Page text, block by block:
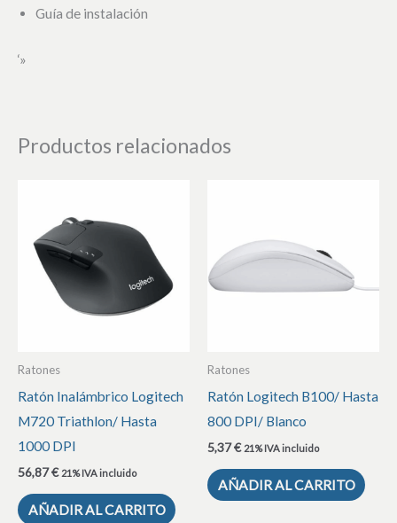
Guía de instalación
‘»
Productos relacionados
Ratones
Ratón Inalámbrico Logitech
M720 Triathlon/ Hasta
1000 DPI
56,87€ 21% IVA incluido
AÑADIR AL CARRITO
Ratones
Ratón Logitech B100/ Hasta
800 DPI/ Blanco
5,37€ 21% IVA incluido
AÑADIR AL CARRITO